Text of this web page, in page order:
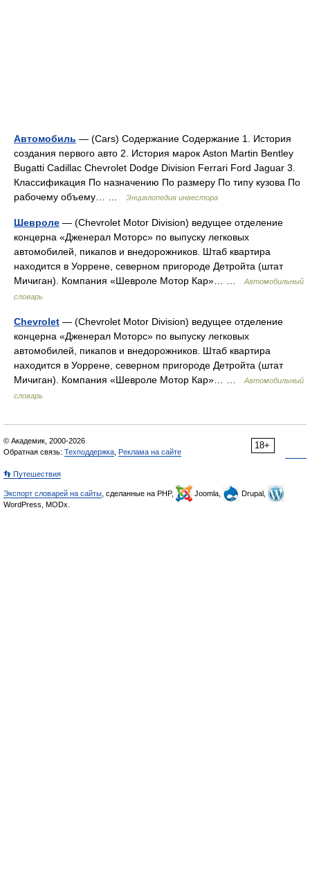
Автомобиль — (Cars) Содержание Содержание 1. История
создания первого авто 2. История марок Aston Martin Bentley
Bugatti Cadillac Chevrolet Dodge Division Ferrari Ford Jaguar 3.
Классификация По назначению По размеру По типу кузова По
рабочему объему… …
Энциклопедия инвестора
Шевроле — (Chevrolet Motor Division) ведущее отделение
концерна «Дженерал Моторс» по выпуску легковых
автомобилей, пикапов и внедорожников. Штаб квартира
находится в Уоррене, северном пригороде Детройта (штат
Мичиган). Компания «Шевроле Мотор Кар»… …
Автомобильный
словарь
Chevrolet — (Chevrolet Motor Division) ведущее отделение
концерна «Дженерал Моторс» по выпуску легковых
автомобилей, пикапов и внедорожников. Штаб квартира
находится в Уоррене, северном пригороде Детройта (штат
Мичиган). Компания «Шевроле Мотор Кар»… …
Автомобильный
словарь
18+
© Академик, 2000-2026
Обратная связь: Техподдержка Реклама на сайте
👣 Путешествия
Экспорт словарей на сайты , сделанные на PHP, Joomla,
Drupal,
WordPress, MODx.